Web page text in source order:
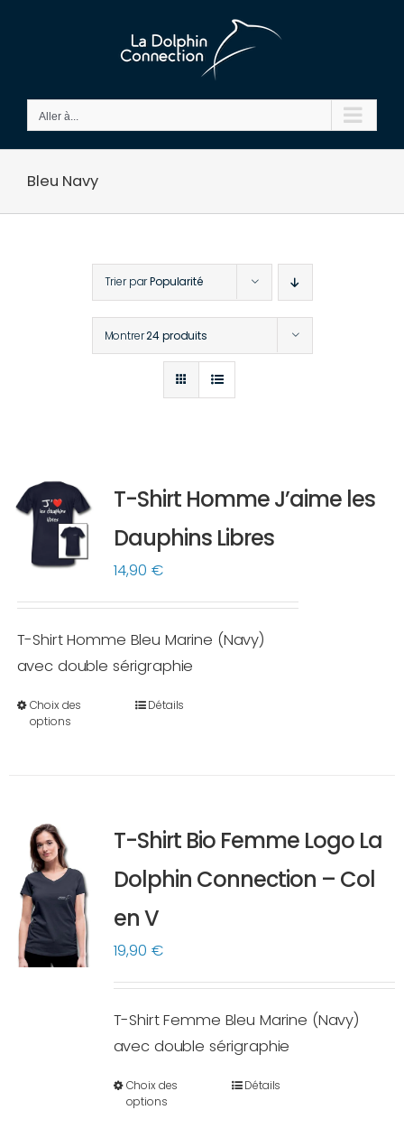
Aller à...
Bleu Navy
Trier parPopularité
Montrer24 produits
T-Shirt Homme J’aime les
Dauphins Libres
14,90 €
T-Shirt Homme Bleu Marine (Navy)
avec double sérigraphie
Choix des
options
Ce
Les
options
peuvent
être
choisies
page
du
produit
Détails
T-Shirt Bio Femme Logo La
Dolphin Connection – Col
en V
19,90 €
T-Shirt Femme Bleu Marine (Navy)
avec double sérigraphie
Choix des
options
CeDétails